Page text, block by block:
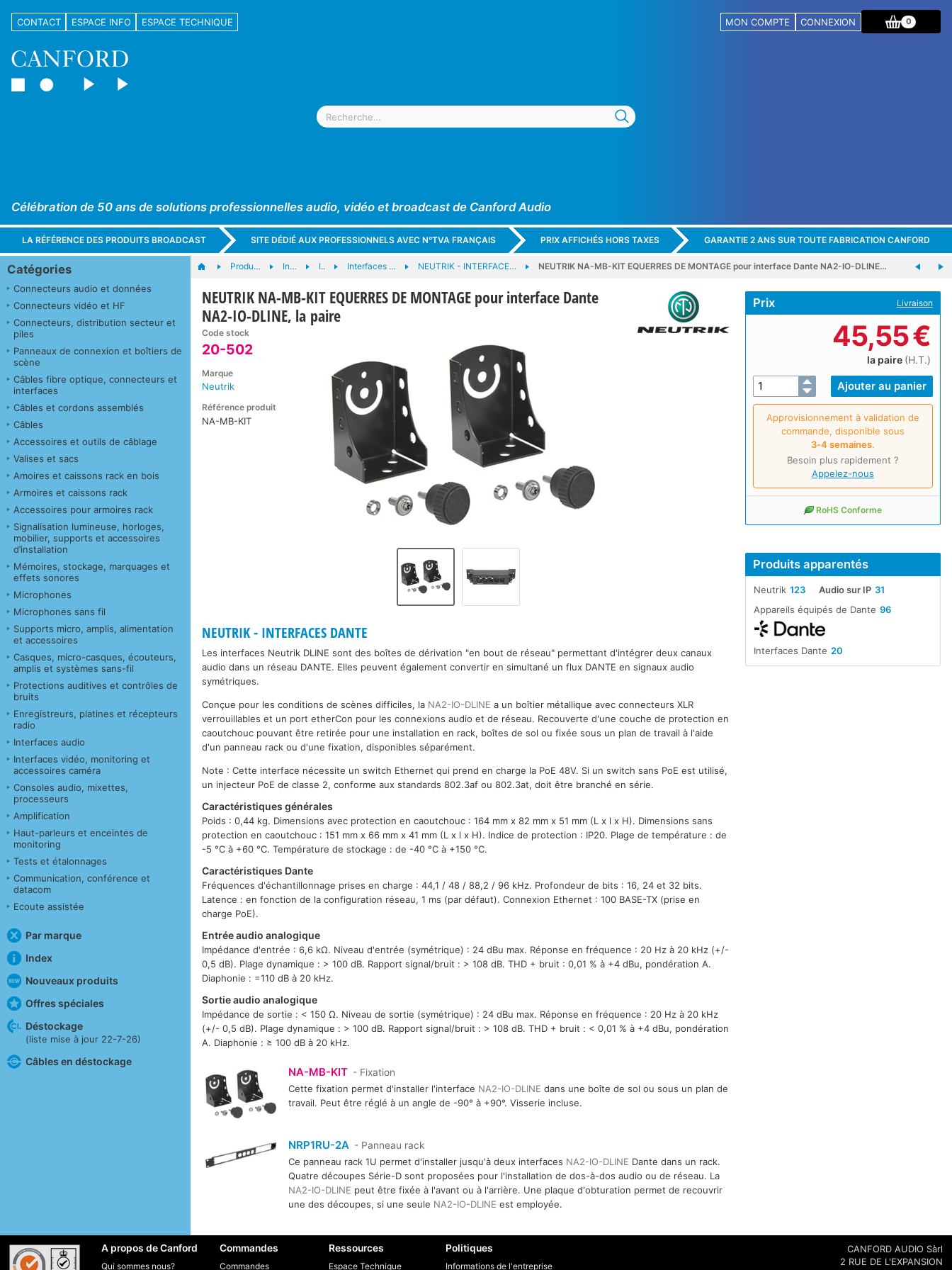
CONTACT ESPACE INFO ESPACE TECHNIQUE MON COMPTE CONNEXION 0
Célébration de 50 ans de solutions professionnelles audio, vidéo et broadcast de Canford Audio
LA RÉFÉRENCE DES PRODUITS BROADCAST SITE DÉDIÉ AUX PROFESSIONNELS AVEC N°TVA FRANÇAIS PRIX AFFICHÉS HORS TAXES GARANTIE 2 ANS SUR TOUTE FABRICATION CANFORD
Catégories
Connecteurs audio et données
Connecteurs vidéo et HF
Connecteurs, distribution secteur et
piles
Panneaux de connexion et boîtiers de
scène
Câbles fibre optique, connecteurs et
interfaces
Câbles et cordons assemblés
Câbles
Accessoires et outils de câblage
Valises et sacs
Amoires et caissons rack en bois
Armoires et caissons rack
Accessoires pour armoires rack
Signalisation lumineuse, horloges,
mobilier, supports et accessoires
d’installation
Mémoires, stockage, marquages et
effets sonores
Microphones
Microphones sans fil
Supports micro, amplis, alimentation
et accessoires
Casques, micro-casques, écouteurs,
amplis et systèmes sans-fil
Protections auditives et contrôles de
bruits
Enregistreurs, platines et récepteurs
radio
Interfaces audio
Interfaces vidéo, monitoring et
accessoires caméra
Consoles audio, mixettes,
processeurs
Amplification
Haut-parleurs et enceintes de
monitoring
Tests et étalonnages
Communication, conférence et
datacom
Ecoute assistée
Par marque
Index
Nouveaux produits
Offres spéciales
Déstockage
(liste mise à jour 22-7-26)
Câbles en déstockage
Produ… In… I.. Interfaces … NEUTRIK - INTERFACE… NEUTRIK NA-MB-KIT EQUERRES DE MONTAGE pour interface Dante NA2-IO-DLINE…
NEUTRIK NA-MB-KIT EQUERRES DE MONTAGE pour interface Dante
NA2-IO-DLINE, la paire
Code stock
20-502
Marque
Neutrik
Référence produit
NA-MB-KIT
Prix Livraison
45,55€
la paire (H.T.)
Approvisionnement à validation de
commande, disponible sous
3‑4 semaines.
Besoin plus rapidement ?
Appelez-nous
RoHS Conforme
Produits apparentés
123
Neutrik 31
Audio sur IP
96
Appareils équipés de Dante
20
Interfaces Dante
NEUTRIK - INTERFACES DANTE
Les interfaces Neutrik DLINE sont des boîtes de dérivation "en bout de réseau" permettant d'intégrer deux canaux
audio dans un réseau DANTE. Elles peuvent également convertir en simultané un flux DANTE en signaux audio
symétriques.
Conçue pour les conditions de scènes difficiles, la NA2-IO-DLINE a un boîtier métallique avec connecteurs XLR
verrouillables et un port etherCon pour les connexions audio et de réseau. Recouverte d'une couche de protection en
caoutchouc pouvant être retirée pour une installation en rack, boîtes de sol ou fixée sous un plan de travail à l'aide
d'un panneau rack ou d'une fixation, disponibles séparément.
Note : Cette interface nécessite un switch Ethernet qui prend en charge la PoE 48V. Si un switch sans PoE est utilisé,
un injecteur PoE de classe 2, conforme aux standards 802.3af ou 802.3at, doit être branché en série.
Caractéristiques générales
Poids : 0,44 kg. Dimensions avec protection en caoutchouc : 164 mm x 82 mm x 51 mm (L x l x H). Dimensions sans
protection en caoutchouc : 151 mm x 66 mm x 41 mm (L x l x H). Indice de protection : IP20. Plage de température : de
-5 °C à +60 °C. Température de stockage : de -40 °C à +150 °C.
Caractéristiques Dante
Fréquences d'échantillonnage prises en charge : 44,1 / 48 / 88,2 / 96 kHz. Profondeur de bits : 16, 24 et 32 bits.
Latence : en fonction de la configuration réseau, 1 ms (par défaut). Connexion Ethernet : 100 BASE-TX (prise en
charge PoE).
Entrée audio analogique
Impédance d'entrée : 6,6 kΩ. Niveau d'entrée (symétrique) : 24 dBu max. Réponse en fréquence : 20 Hz à 20 kHz (+/-
0,5 dB). Plage dynamique : > 100 dB. Rapport signal/bruit : > 108 dB. THD + bruit : 0,01 % à +4 dBu, pondération A.
Diaphonie : =110 dB à 20 kHz.
Sortie audio analogique
Impédance de sortie : < 150 Ω. Niveau de sortie (symétrique) : 24 dBu max. Réponse en fréquence : 20 Hz à 20 kHz
(+/- 0,5 dB). Plage dynamique : > 100 dB. Rapport signal/bruit : > 108 dB. THD + bruit : < 0,01 % à +4 dBu, pondération
A. Diaphonie : ≥ 100 dB à 20 kHz.
NA-MB-KIT - Fixation
Cette fixation permet d'installer l'interface NA2-IO-DLINE dans une boîte de sol ou sous un plan de
travail. Peut être réglé à un angle de -90° à +90°. Visserie incluse.
NRP1RU-2A - Panneau rack
Ce panneau rack 1U permet d'installer jusqu'à deux interfaces NA2-IO-DLINE Dante dans un rack.
Quatre découpes Série-D sont proposées pour l'installation de dos-à-dos audio ou de réseau. La
NA2-IO-DLINE peut être fixée à l'avant ou à l'arrière. Une plaque d'obturation permet de recouvrir
une des découpes, si une seule NA2-IO-DLINE est employée.
A propos de Canford
Qui sommes nous?
Commandes
Commandes
Ressources
Espace Technique
Politiques
Informations de l'entreprise
CANFORD AUDIO Sàrl
2 RUE DE L'EXPANSION